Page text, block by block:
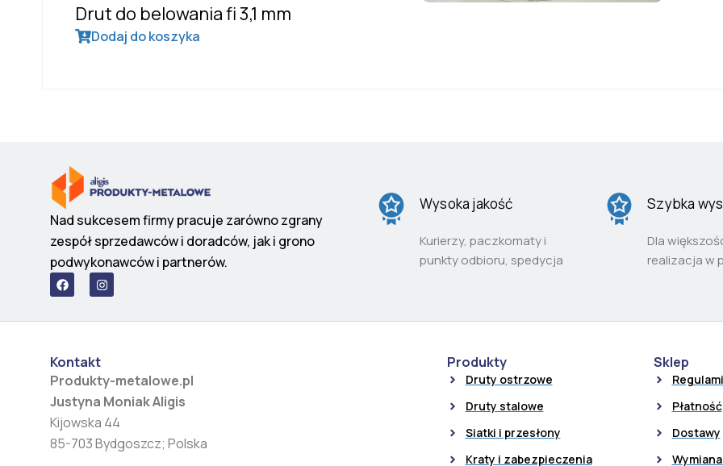
Drut do belowania fi 3,1 mm
Dodaj do koszyka
Nad sukcesem firmy pracuje zarówno zgrany
zespół sprzedawców i doradców, jak i grono
podwykonawców i partnerów.
F
a
c
b
k
I
n
s
a
a
m
Wysoka jakość
Kurierzy, paczkomaty i
punkty odbioru, spedycja
Szybka
Dla
realizacja w
Kontakt
Produkty-metalowe.pl
Justyna Moniak Aligis
Kijowska 44
85-703 Bydgoszcz; Polska
Produkty
Druty ostrzowe
Druty stalowe
Siatki i przesłony
Kraty i zabezpieczenia
Sklep
Płatność
Dostawy